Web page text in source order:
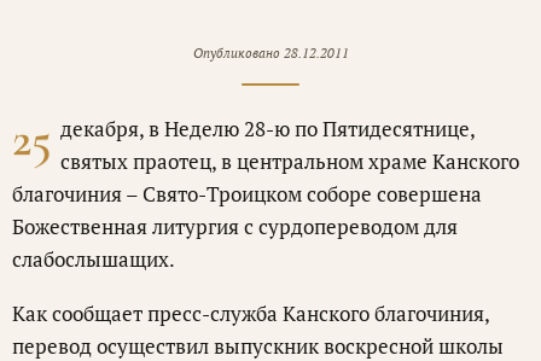
Опубликовано 28.12.2011
25 декабря, в Неделю 28-ю по Пятидесятнице,
святых праотец, в центральном храме Канского
благочиния – Свято-Троицком соборе совершена
Божественная литургия с сурдопереводом для
слабослышащих.
Как сообщает пресс-служба Канского благочиния,
перевод осуществил выпускник воскресной школы